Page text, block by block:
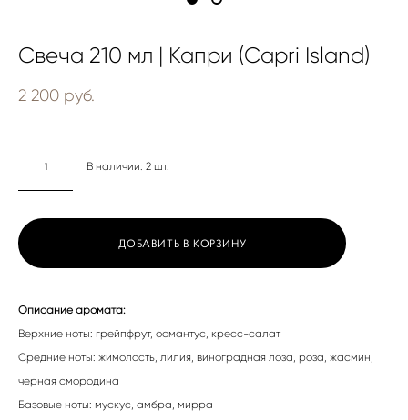
Свеча 210 мл | Капри (Capri Island)
2 200 pуб.
В наличии: 2 шт.
ДОБАВИТЬ В КОРЗИНУ
Описание аромата:
Верхние ноты: грейпфрут, османтус, кресс-салат
Средние ноты: жимолость, лилия, виноградная лоза, роза, жасмин,
черная смородина
Базовые ноты: мускус, амбра, мирра